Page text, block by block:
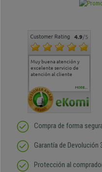
Customer Rating 4.9/5
Muy buena atención y
excelente servicio de
atención al cliente
Muy
cara
MORE...
Compra de forma
Garantía de Devolución
Protección al